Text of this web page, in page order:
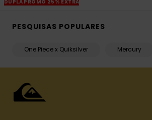
DUPLA PROMO 25% EXTRA
PESQUISAS POPULARES
One Piece x Quiksilver Mercury